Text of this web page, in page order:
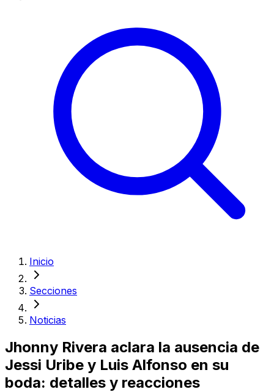
Inicio
Secciones
Noticias
Jhonny Rivera aclara la ausencia de
Jessi Uribe y Luis Alfonso en su
boda: detalles y reacciones